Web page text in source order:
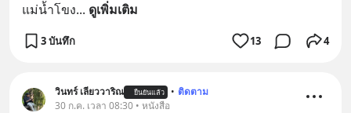
แม่น้ำโขง... ดูเพิ่มเติม
3 บันทึก 13 4
วินทร์ เลียววาริณ ยืนยันแล้ว • ติดตาม
30 ก.ค. เวลา 08:30 • หนังสือ